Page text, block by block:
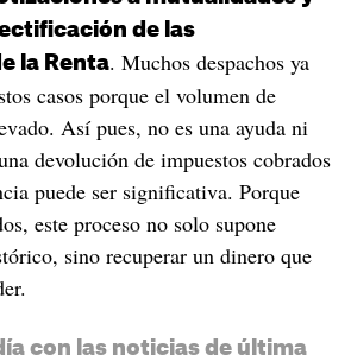
de las
la Renta. Muchos despachos ya
casos porque el volumen de
Así pues, no es una ayuda ni
devolución de impuestos cobrados
puede ser significativa. Porque
este proceso no solo supone
sino recuperar un dinero que
con las noticias de última